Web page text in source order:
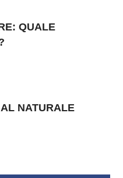
QUALE
NATURALE